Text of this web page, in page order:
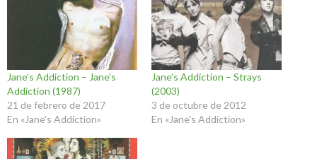
Jane’s Addiction – Jane’s
Addiction (1987)
21 de febrero de 2017
En «Jane's Addiction»
Jane’s Addiction – Strays
(2003)
3 de octubre de 2012
En «Jane's Addiction»